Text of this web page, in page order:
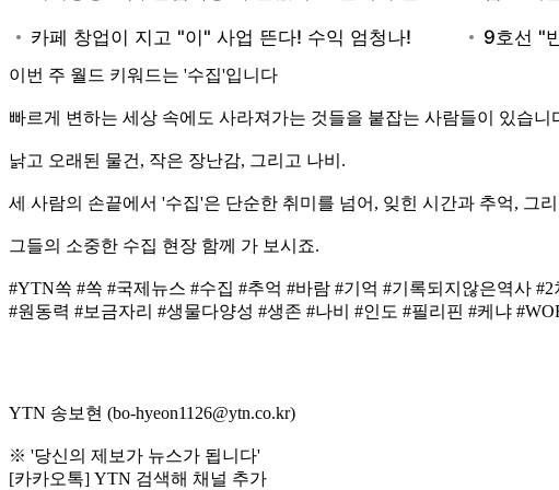
이번 주 월드 키워드는 '수집'입니다
빠르게 변하는 세상 속에도 사라져가는 것들을 붙잡는 사람들이 있습니
낡고 오래된 물건, 작은 장난감, 그리고 나비.
세 사람의 손끝에서 '수집'은 단순한 취미를 넘어, 잊힌 시간과 추억, 그
그들의 소중한 수집 현장 함께 가 보시죠.
#YTN쏙 #쏙 #국제뉴스 #수집 #추억 #바람 #기억 #기록되지않은역사
#원동력 #보금자리 #생물다양성 #생존 #나비 #인도 #필리핀 #케냐
YTN 송보현 (bo-hyeon1126@ytn.co.kr)
※ '당신의 제보가 뉴스가 됩니다'
[카카오톡] YTN 검색해 채널 추가